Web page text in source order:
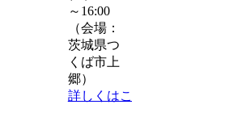
～16:00
（会場：
茨城県つ
くば市上
郷）
詳しくはこちら >